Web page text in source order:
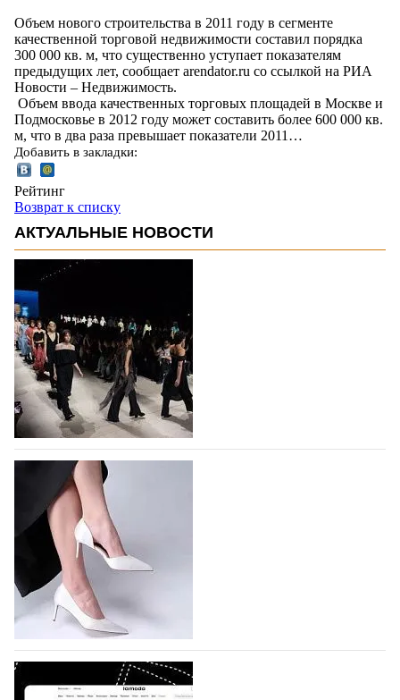
Объем нового строительства в 2011 году в сегменте
качественной торговой недвижимости составил порядка
300 000 кв. м, что существенно уступает показателям
предыдущих лет, сообщает arendator.ru со ссылкой на РИА
Новости – Недвижимость.
Объем ввода качественных торговых площадей в Москве и
Подмосковье в 2012 году может составить более 600 000 кв.
м, что в два раза превышает показатели 2011…
Добавить в закладки:
Рейтинг
Возврат к списку
АКТУАЛЬНЫЕ НОВОСТИ
На участие в Московской неделе моды
подано 1047 заявок
На участие в седьмой Московской неделе моды,
которая пройдет в российской столице с 26 сентября
по 1 октября, уже подано 1047 заявок. Примерно
половину из них (494) прислали дизайнеры,
коллекции которых не были представлены в…
07.08.2026 612
BALLINA представит свои новинки на Euro